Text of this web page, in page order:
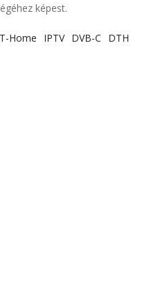
képest.
T-Home IPTV DVB-C DTH